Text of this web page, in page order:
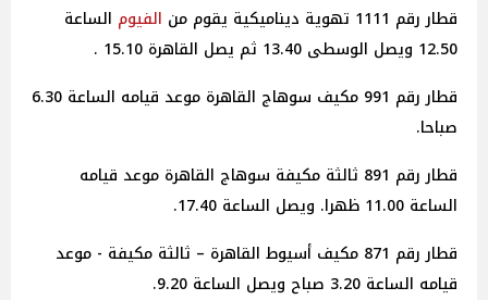
قطار رقم 1111 تهوية ديناميكية يقوم من
الفيوم الساعة
12.50 ويصل الوسطى 13.40 ثم يصل القاهرة 15.10 .
قطار رقم 991 مكيف سوهاج القاهرة موعد قيامه الساعة 6.30
صباحا.
قطار رقم 891 ثالثة مكيفة سوهاج القاهرة موعد قيامه
الساعة 11.00 ظهرا. ويصل الساعة 17.40.
قطار رقم 871 مكيف أسيوط القاهرة – ثالثة مكيفة - موعد
قيامه الساعة 3.20 صباح ويصل الساعة 9.20.